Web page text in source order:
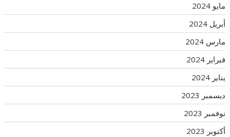
مايو 2024
أبريل 2024
مارس 2024
فبراير 2024
يناير 2024
ديسمبر 2023
نوفمبر 2023
أكتوبر 2023